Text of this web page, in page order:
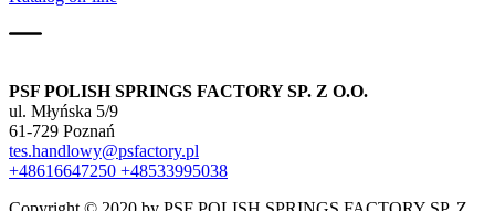
PSF POLISH SPRINGS FACTORY SP. Z O.O.
ul. Młyńska 5/9
61-729 Poznań
tes.handlowy@psfactory.pl
+48616647250 +48533995038